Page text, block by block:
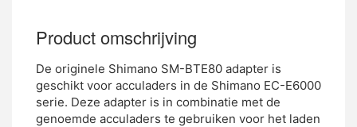
Product omschrijving
De originele Shimano SM-BTE80 adapter is
geschikt voor acculaders in de Shimano EC-E6000
serie. Deze adapter is in combinatie met de
genoemde acculaders te gebruiken voor het laden